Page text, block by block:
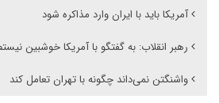
آمریکا باید با ایران وارد مذاکره شود
رهبر انقلاب: به گفتگو با آمریکا خوشبین
واشنگتن نمی‌داند چگونه با تهران تعامل کند